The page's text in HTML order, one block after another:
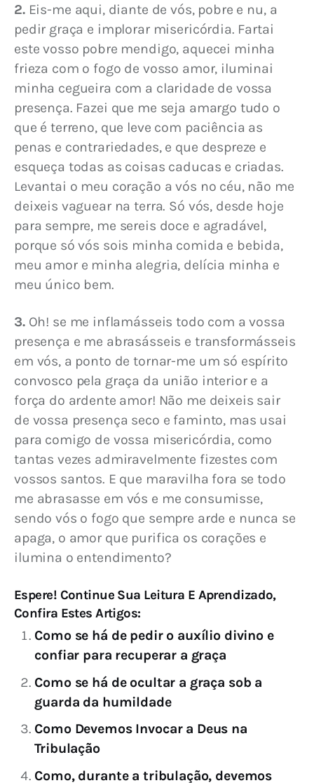
2. Eis-me aqui, diante de vós, pobre e nu, a
pedir graça e implorar misericórdia. Fartai
este vosso pobre mendigo, aquecei minha
frieza com o fogo de vosso amor, iluminai
minha cegueira com a claridade de vossa
presença. Fazei que me seja amargo tudo o
que é terreno, que leve com paciência as
penas e contrariedades, e que despreze e
esqueça todas as coisas caducas e criadas.
Levantai o meu coração a vós no céu, não me
deixeis vaguear na terra. Só vós, desde hoje
para sempre, me sereis doce e agradável,
porque só vós sois minha comida e bebida,
meu amor e minha alegria, delícia minha e
meu único bem.
3. Oh! se me inflamásseis todo com a vossa
presença e me abrasásseis e transformásseis
em vós, a ponto de tornar-me um só espírito
convosco pela graça da união interior e a
força do ardente amor! Não me deixeis sair
de vossa presença seco e faminto, mas usai
para comigo de vossa misericórdia, como
tantas vezes admiravelmente fizestes com
vossos santos. E que maravilha fora se todo
me abrasasse em vós e me consumisse,
sendo vós o fogo que sempre arde e nunca se
apaga, o amor que purifica os corações e
ilumina o entendimento?
Espere! Continue Sua Leitura E Aprendizado,
Confira Estes Artigos:
Como se há de pedir o auxílio divino e
confiar para recuperar a graça
Como se há de ocultar a graça sob a
guarda da humildade
Como Devemos Invocar a Deus na
Tribulação
Como, durante a tribulação, devemos